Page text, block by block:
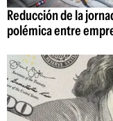
Reducción de la
polémica entre